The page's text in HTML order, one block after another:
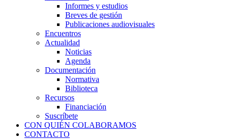
Informes y estudios
Breves de gestión
Publicaciones audiovisuales
Encuentros
Actualidad
Noticias
Agenda
Documentación
Normativa
Biblioteca
Recursos
Financiación
Suscríbete
CON QUIÉN COLABORAMOS
CONTACTO